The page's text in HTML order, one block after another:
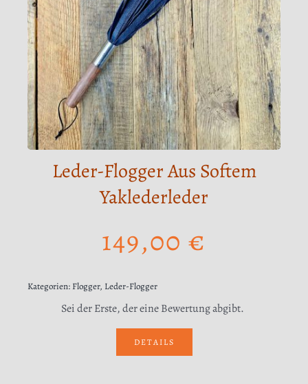
Leder-Flogger Aus Softem
Yaklederleder
149,00 €
Kategorien: Flogger, Leder-Flogger
Sei der Erste, der eine Bewertung abgibt.
DETAILS